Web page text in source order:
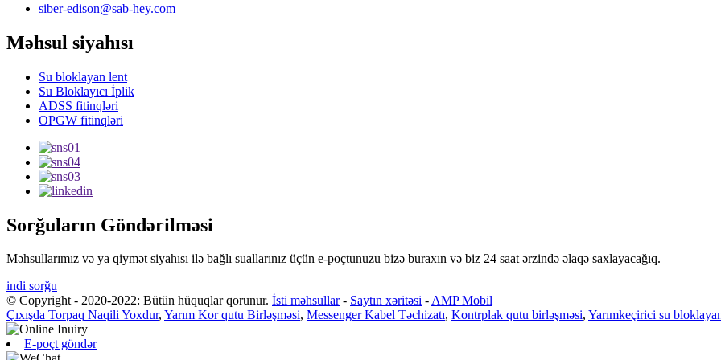
siber-edison@sab-hey.com
Məhsul siyahısı
Su bloklayan lent
Su Bloklayıcı İplik
ADSS fitinqləri
OPGW fitinqləri
Sorğuların Göndərilməsi
Məhsullarımız və ya qiymət siyahısı ilə bağlı suallarınız üçün e-poçtunuzu bizə buraxın və biz 24 saat ərzində əlaqə saxlayacağıq.
indi sorğu
© Copyright - 2020-2022: Bütün hüquqlar qorunur. İsti məhsullar- Saytın xəritəsi -AMP Mobil
Çıxışda Torpaq Naqili Yoxdur, Yarım Kor qutu Birləşməsi, Messenger Kabel Təchizatı, Kontrplak qutu birləşməsi, Yarımkeçirici su
E-poçt göndər